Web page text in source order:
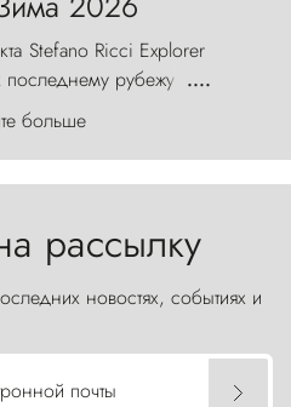
Stefano Ricci Explorer
последнему рубежу
мира, где ветер с
ваяет ландшафт, а пики
каменные стражи,
....
больше
рассылку
новостях, событиях и
почты